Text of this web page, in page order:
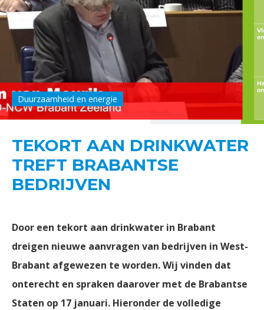
Duurzaamheid en energie
TEKORT AAN DRINKWATER
TREFT BRABANTSE
BEDRIJVEN
Door een tekort aan drinkwater in Brabant
dreigen nieuwe aanvragen van bedrijven in West-
Brabant afgewezen te worden. Wij vinden dat
onterecht en spraken daarover met de Brabantse
Staten op 17 januari. Hieronder de volledige